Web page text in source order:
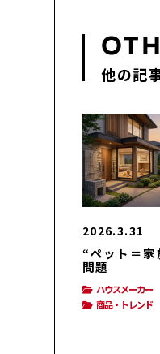
他の記
2026.3.31
“ペット＝
問題
ハウスメーカー
商品・トレンド